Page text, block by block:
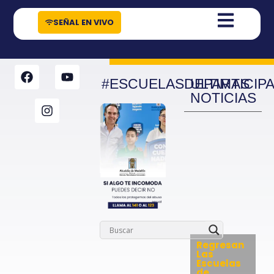
contenido
SEÑAL EN VIVO
ULTIMAS
NOTICIAS
Regresan
Las
Escuelas